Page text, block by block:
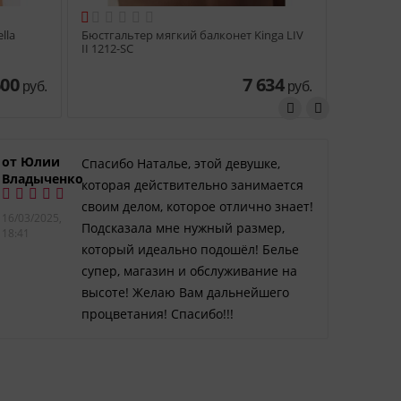
руб.

Бюстгальтер мягкий балконет Kinga LIV
II 1212-SC
7 634 руб.
от Юлии
Владыченко
16/03/2025,
18:41
Спасибо Наталье, этой девушке,
которая действительно занимается
своим делом, которое отлично знает!
Подсказала мне нужный размер,
который идеально подошёл! Белье
супер, магазин и обслуживание на
высоте! Желаю Вам дальнейшего
процветания! Спасибо!!!